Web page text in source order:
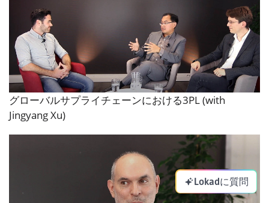
グローバルサプライチェーンにおける3PL (with
Jingyang Xu)
Lokadに質問